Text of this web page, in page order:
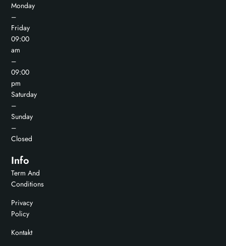
Monday
–
Friday
09:00
am
–
09:00
pm
Saturday
–
Sunday
–
Closed
Info
Term And
Conditions
Privacy
Policy
Kontakt